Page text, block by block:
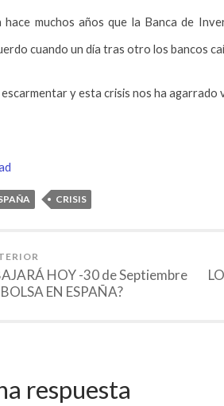
hace muchos años que la Banca de
cuando un día tras otro los bancos
y esta crisis nos ha agarrado
CRISIS
HOY -30 de Septiembre
EN ESPAÑA?
respuesta